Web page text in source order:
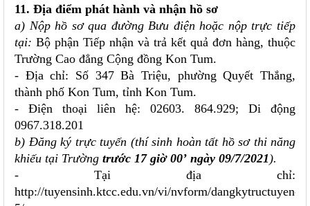
11. Địa điểm phát hành và nhận hồ sơ
a) Nộp hồ sơ qua đường Bưu điện hoặc nộp trực tiếp
tại: Bộ phận Tiếp nhận và trả kết quả đơn hàng, thuộc
Trường Cao đẳng Cộng đồng Kon Tum.
- Địa chỉ: Số 347 Bà Triệu, phường Quyết Thắng,
thành phố Kon Tum, tỉnh Kon Tum.
- Điện thoại liên hệ: 02603. 864.929; Di động
0967.318.201
b) Đăng ký trực tuyến (thí sinh hoàn tất hồ sơ thi năng
khiếu tại Trường trước 17 giờ 00’ ngày 09/7/2021 ).
- Tại địa chỉ:
http://tuyensinh.ktcc.edu.vn/vi/nvform/dangkytructuyen-